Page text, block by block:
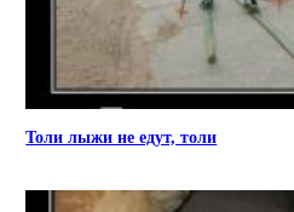
Толи лыжи не едут, толи